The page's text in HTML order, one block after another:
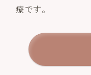
療です。